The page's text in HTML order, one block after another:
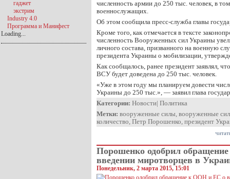
численность армии до 250 тыс. человек, в
военнослужащих.
Об этом сообщила пресс-служба главы
Кроме того, как отмечается в тексте
численность Вооруженных сил Украины
личного состава, призванного на военную
президента Украины о мобилизации,
Как сообщалось, ранее президент заявлял,
ВСУ будет доведена до 250 тыс. человек.
«Уже в этом году мы планируем довести
Украины до 250 тыс.», — заявил глава
Категории: Новости| Политика
Метки: вооруженные силы, вооруженные
количество, Петр Порошенко, президент
Порошенко одобрил
введении миротворцев в
Понедельник, 2 марта 2015, 15:01
гаджет
экстрим
Industry 4.0
Программа и Манифест
Loading...